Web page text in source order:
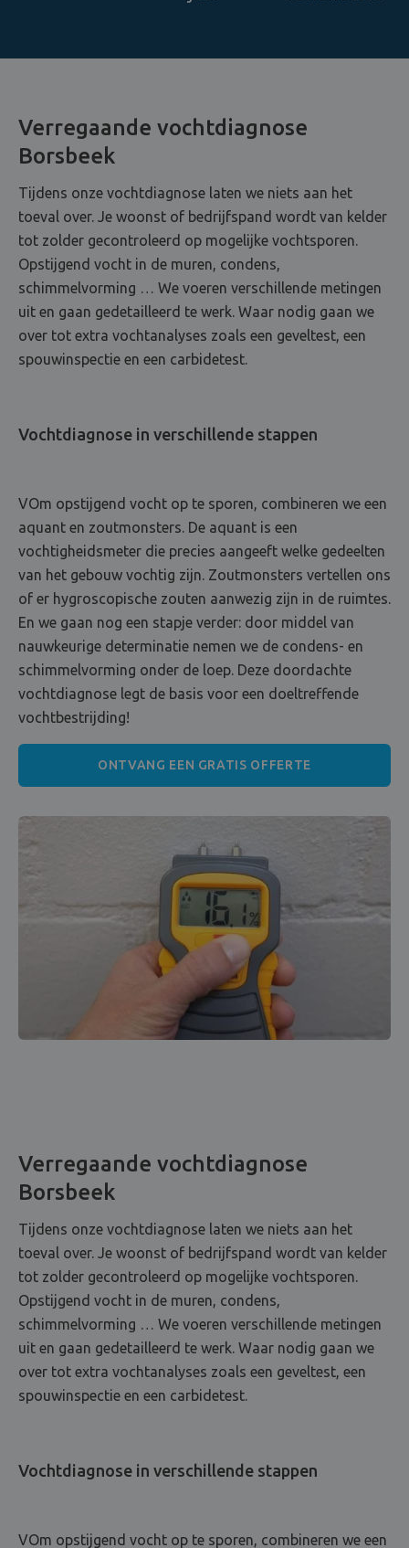
Verregaande vochtdiagnose
Borsbeek
Tijdens onze vochtdiagnose laten we niets aan het
toeval over. Je woonst of bedrijfspand wordt van kelder
tot zolder gecontroleerd op mogelijke vochtsporen.
Opstijgend vocht in de muren, condens,
schimmelvorming … We voeren verschillende metingen
uit en gaan gedetailleerd te werk. Waar nodig gaan we
over tot extra vochtanalyses zoals een geveltest, een
spouwinspectie en een carbidetest.
Vochtdiagnose in verschillende stappen
VOm opstijgend vocht op te sporen, combineren we een
aquant en zoutmonsters. De aquant is een
vochtigheidsmeter die precies aangeeft welke gedeelten
van het gebouw vochtig zijn. Zoutmonsters vertellen ons
of er hygroscopische zouten aanwezig zijn in de ruimtes.
En we gaan nog een stapje verder: door middel van
nauwkeurige determinatie nemen we de condens- en
schimmelvorming onder de loep. Deze doordachte
vochtdiagnose legt de basis voor een doeltreffende
vochtbestrijding!
ONTVANG EEN GRATIS OFFERTE
Verregaande vochtdiagnose
Borsbeek
Tijdens onze vochtdiagnose laten we niets aan het
toeval over. Je woonst of bedrijfspand wordt van kelder
tot zolder gecontroleerd op mogelijke vochtsporen.
Opstijgend vocht in de muren, condens,
schimmelvorming … We voeren verschillende metingen
uit en gaan gedetailleerd te werk. Waar nodig gaan we
over tot extra vochtanalyses zoals een geveltest, een
spouwinspectie en een carbidetest.
Vochtdiagnose in verschillende stappen
VOm opstijgend vocht op te sporen, combineren we een